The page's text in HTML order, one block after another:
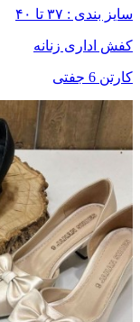
سایز بندی : ۳۷ تا ۴۰
کفش اداری زنانه
کارتن 6 جفتی